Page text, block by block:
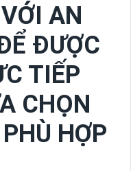
AN
ĐƯỢC
TIẾP
CHỌN
HỢP